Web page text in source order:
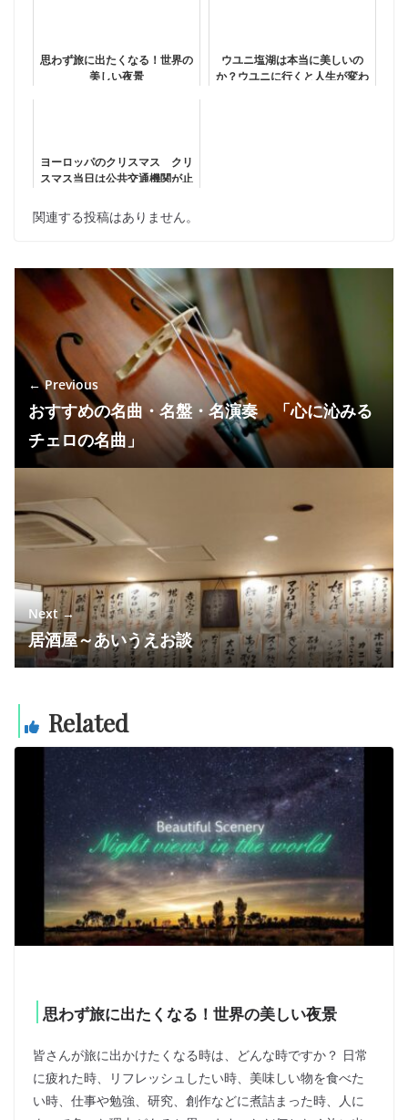
思わず旅に出たくなる！世界の
美しい夜景
ウユニ塩湖は本当に美しいの
か？ウユニに行くと人生が変わ
ヨーロッパのクリスマス クリ
スマス当日は公共交通機関が止
関連する投稿はありません。
← Previous
おすすめの名曲・名盤・名演奏 「心に沁みる
チェロの名曲」
Next →
居酒屋～あいうえお談
Related
思わず旅に出たくなる！世界の美しい夜景
皆さんが旅に出かけたくなる時は、どんな時ですか？ 日常
に疲れた時、リフレッシュしたい時、美味しい物を食べた
い時、仕事や勉強、研究、創作などに煮詰まった時、人に